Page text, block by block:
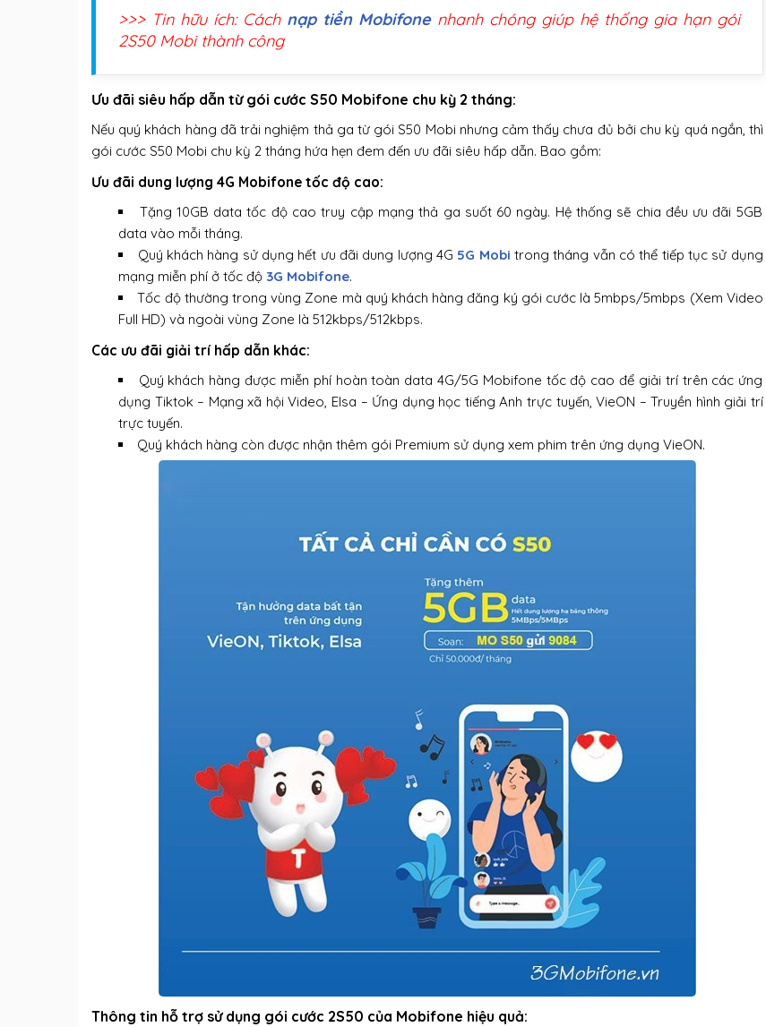
>>> Tin hữu ích: Cách nạp tiền Mobifonenhanh chóng giúp hệ thống gia hạn gói
2S50 Mobi thành công
Ưu đãi siêu hấp dẫn từ gói cước S50 Mobifone chu kỳ 2 tháng:
Nếu quý khách hàng đã trải nghiệm thả ga từ gói S50 Mobi nhưng cảm thấy chưa đủ bởi chu kỳ quá ngắn, thì
gói cước S50 Mobi chu kỳ 2 tháng hứa hẹn đem đến ưu đãi siêu hấp dẫn. Bao gồm:
Ưu đãi dung lượng 4G Mobifone tốc độ cao:
Tặng 10GB data tốc độ cao truy cập mạng thả ga suốt 60 ngày. Hệ thống sẽ chia đều ưu đãi 5GB
data vào mỗi tháng.
Quý khách hàng sử dụng hết ưu đãi dung lượng 4G 5G Mobi trong tháng vẫn có thể tiếp tục sử dụng
mạng miễn phí ở tốc độ 3G Mobifone.
Tốc độ thường trong vùng Zone mà quý khách hàng đăng ký gói cước là 5mbps/5mbps (Xem Video
Full HD) và ngoài vùng Zone là 512kbps/512kbps.
Các ưu đãi giải trí hấp dẫn khác:
Quý khách hàng được miễn phí hoàn toàn data 4G/5G Mobifone tốc độ cao để giải trí trên các ứng
dụng Tiktok – Mạng xã hội Video, Elsa – Ứng dụng học tiếng Anh trực tuyến, VieON – Truyền hình giải trí
trực tuyến.
Quý khách hàng còn được nhận thêm gói Premium sử dụng xem phim trên ứng dụng VieON.
Thông tin hỗ trợ sử dụng gói cước 2S50 của Mobifone hiệu quả: